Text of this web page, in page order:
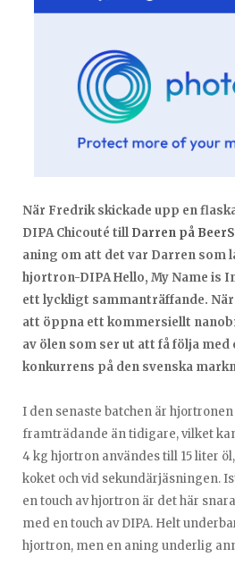
När Fredrik skickade upp en
DIPA Chicouté till Darren på
aning om att det var Darren som
hjortron-DIPA Hello, My Name is
ett lyckligt sammanträffande. När
att öppna ett kommersiellt
av ölen som ser ut att få följa
konkurrens på den svenska
I den senaste batchen är
framträdande än tidigare, vilket
4 kg hjortron användes till 15 liter
koket och vid sekundärjäsningen.
en touch av hjortron är det här
med en touch av DIPA. Helt
hjortron, men en aning underlig